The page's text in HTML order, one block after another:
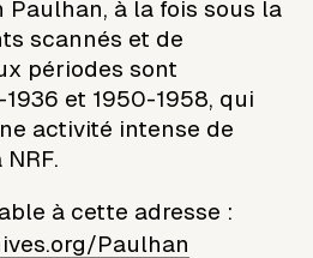
à la fois sous la
scannés et de
périodes sont
et 1950-1958, qui
activité intense de
à cette adresse :
Paulhan